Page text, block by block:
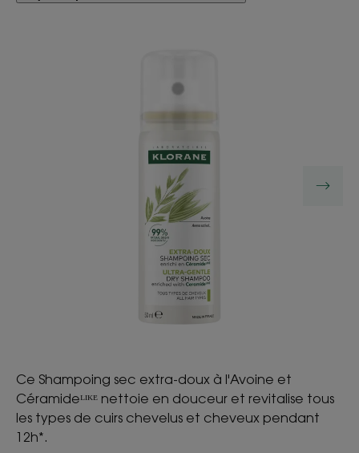
Ce Shampoing sec extra-doux à l'Avoine et
Céramideᴸᴵᴷᴱ nettoie en douceur et revitalise tous
les types de cuirs chevelus et cheveux pendant
12h*.